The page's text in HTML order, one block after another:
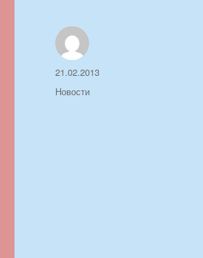
Автор
Опубликовано
21.02.2013
Рубрики
Новости